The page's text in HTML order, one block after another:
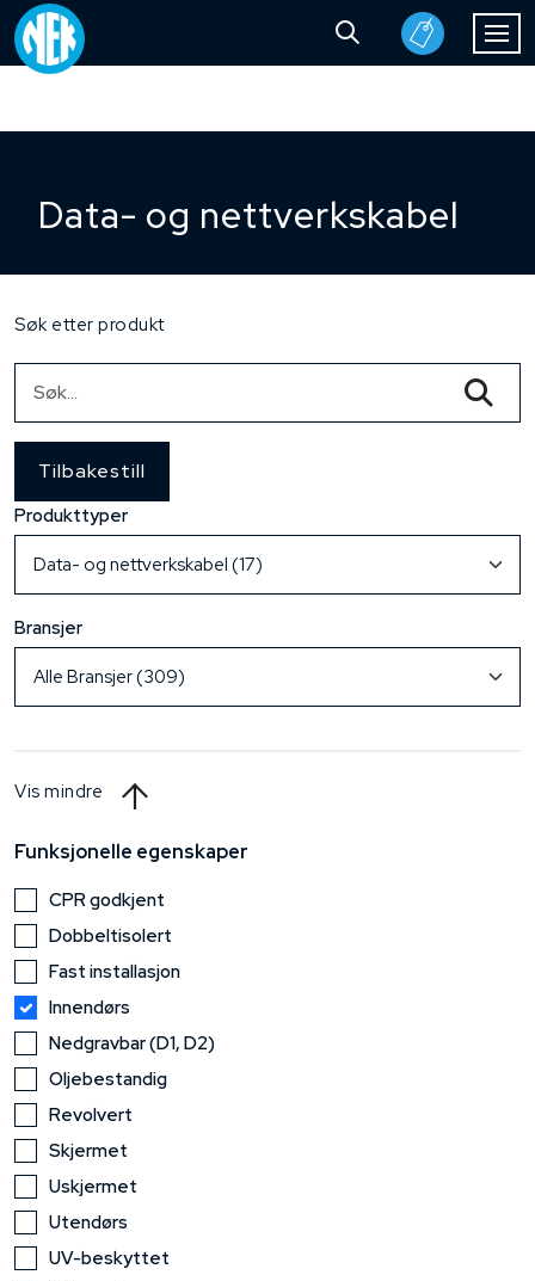
Data- og nettverkskabel
Søk etter produkt
Tilbakestill
Produkttyper
Bransjer
Vis mindre
Funksjonelle egenskaper
CPR godkjent
Dobbeltisolert
Fast installasjon
Innendørs
Nedgravbar (D1, D2)
Oljebestandig
Revolvert
Skjermet
Uskjermet
Utendørs
UV-beskyttet